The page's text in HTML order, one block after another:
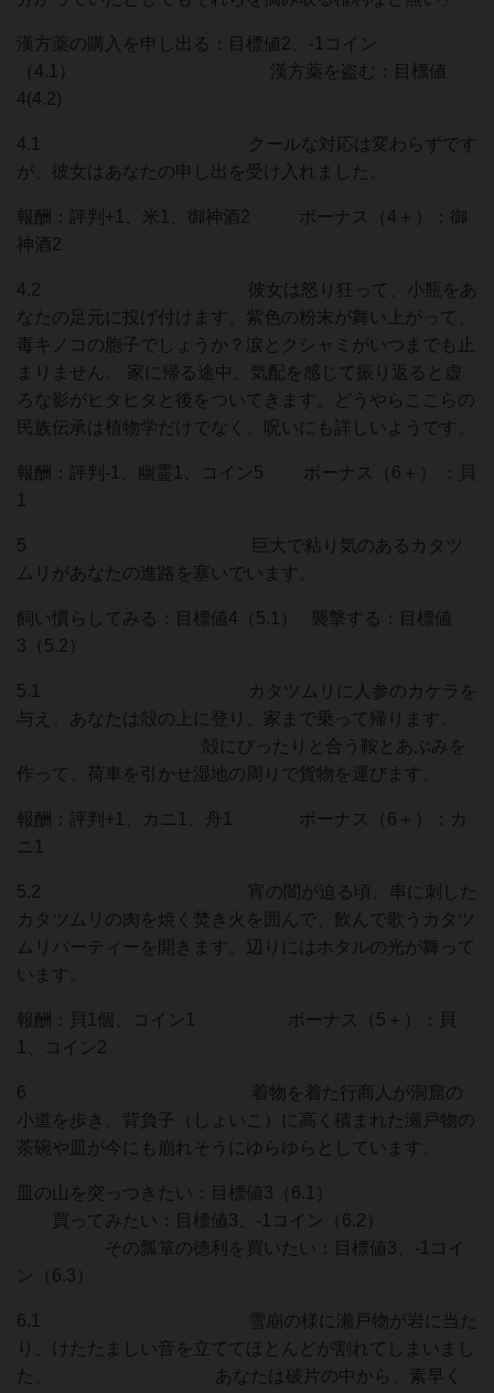
漢方薬の購入を申し出る：目標値2、-1コイン
（4.1） 漢方薬を盗む：目標値
4(4.2)
4.1 クールな対応は変わらずです
が、彼女はあなたの申し出を受け入れました。
報酬：評判+1、米1、御神酒2 ボーナス（4＋）：御
神酒2
4.2 彼女は怒り狂って、小瓶をあ
なたの足元に投げ付けます。紫色の粉末が舞い上がって、
毒キノコの胞子でしょうか？涙とクシャミがいつまでも止
まりません。 家に帰る途中、気配を感じて振り返ると虚
ろな影がヒタヒタと後をついてきます。どうやらここらの
民族伝承は植物学だけでなく、呪いにも詳しいようです。
報酬：評判-1、幽霊1、コイン5 ボーナス（6＋） ：貝
1
5 巨大で粘り気のあるカタツ
ムリがあなたの進路を塞いでいます。
飼い慣らしてみる：目標値4（5.1） 襲撃する：目標値
3（5.2）
5.1 カタツムリに人参のカケラを
与え、あなたは殻の上に登り、家まで乗って帰ります。
殻にぴったりと合う鞍とあぶみを
作って、荷車を引かせ湿地の周りで貨物を運びます。
報酬：評判+1、カニ1、舟1 ボーナス（6＋）：カ
ニ1
5.2 宵の闇が迫る頃、串に刺した
カタツムリの肉を焼く焚き火を囲んで、飲んで歌うカタツ
ムリパーティーを開きます。辺りにはホタルの光が舞って
います。
報酬：貝1個、コイン1 ボーナス（5＋）：貝
1、コイン2
6 着物を着た行商人が洞窟の
小道を歩き、背負子（しょいこ）に高く積まれた瀬戸物の
茶碗や皿が今にも崩れそうにゆらゆらとしています。
皿の山を突っつきたい：目標値3（6.1）
買ってみたい：目標値3、-1コイン（6.2）
その瓢箪の徳利を買いたい：目標値3、-1コイ
ン（6.3）
6.1 雪崩の様に瀬戸物が岩に当た
り、けたたましい音を立ててほとんどが割れてしまいまし
た。 あなたは破片の中から、素早く